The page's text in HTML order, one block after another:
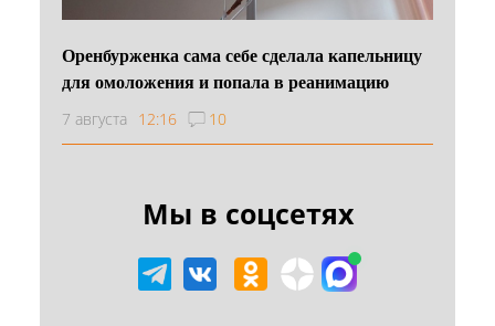
Оренбурженка сама себе сделала капельницу
для омоложения и попала в реанимацию
7 августа 12:16 10
Мы в соцсетях